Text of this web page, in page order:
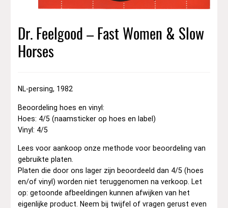
Dr. Feelgood – Fast Women & Slow
Horses
NL-persing, 1982
Beoordeling hoes en vinyl:
Hoes: 4/5 (naamsticker op hoes en label)
Vinyl: 4/5
Lees voor aankoop onze methode voor beoordeling van
gebruikte platen.
Platen die door ons lager zijn beoordeeld dan 4/5 (hoes
en/of vinyl) worden niet teruggenomen na verkoop. Let
op: getoonde afbeeldingen kunnen afwijken van het
eigenlijke product. Neem bij twijfel of vragen gerust even